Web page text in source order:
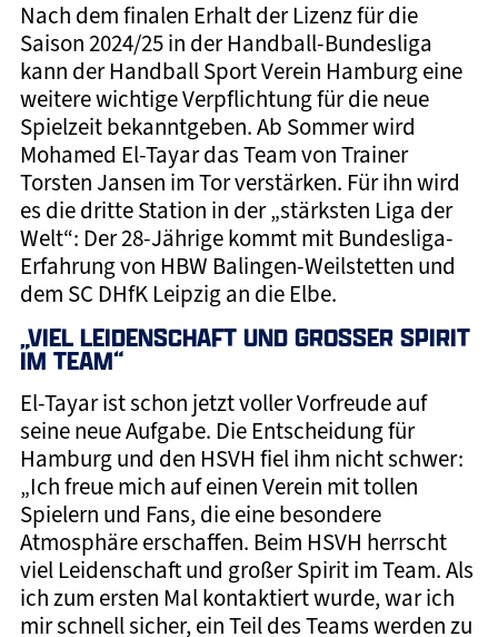
Nach dem finalen Erhalt der Lizenz für die
Saison 2024/25 in der Handball-Bundesliga
kann der Handball Sport Verein Hamburg eine
weitere wichtige Verpflichtung für die neue
Spielzeit bekanntgeben. Ab Sommer wird
Mohamed El-Tayar das Team von Trainer
Torsten Jansen im Tor verstärken. Für ihn wird
es die dritte Station in der „stärksten Liga der
Welt“: Der 28-Jährige kommt mit Bundesliga-
Erfahrung von HBW Balingen-Weilstetten und
dem SC DHfK Leipzig an die Elbe.
„VIEL LEIDENSCHAFT UND GROSSER SPIRIT I
M TEAM“
El-Tayar ist schon jetzt voller Vorfreude auf
seine neue Aufgabe. Die Entscheidung für
Hamburg und den HSVH fiel ihm nicht schwer:
„Ich freue mich auf einen Verein mit tollen
Spielern und Fans, die eine besondere
Atmosphäre erschaffen. Beim HSVH herrscht
viel Leidenschaft und großer Spirit im Team. Als
ich zum ersten Mal kontaktiert wurde, war ich
mir schnell sicher, ein Teil des Teams werden zu